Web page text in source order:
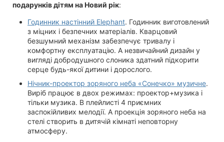
подарунків дітям на Новий рік:
Годинник настінний Elephant. Годинник виготовлений
з міцних і безпечних матеріалів. Кварцовий
безшумний механізм забезпечує тривалу і
комфортну експлуатацію. А незвичайний дизайн у
вигляді добродушного слоника здатний підкорити
серце будь-якої дитини і дорослого.
Нічник-проектор зоряного неба «Сонечко» музичне.
Виріб працює в двох режимах: проектор+музика і
тільки музика. В плейлисті 4 приємних
заспокійливих мелодії. А проекція зоряного неба на
стелі створить в дитячій кімнаті неповторну
атмосферу.